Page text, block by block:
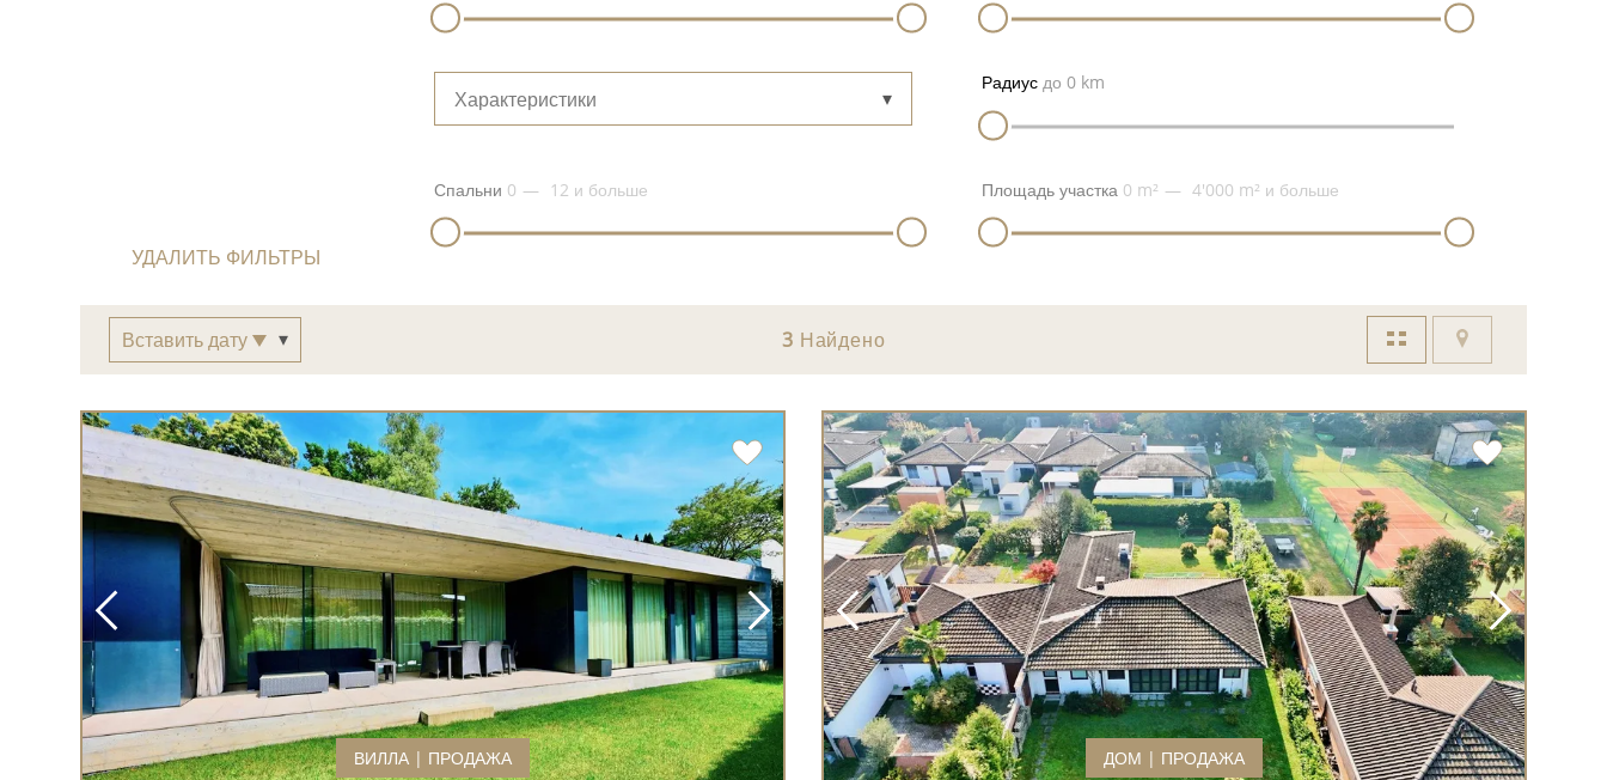
Характеристики
Радиусдо 0 km
Спальни 0 12 и больше Площадь участка 0 m² 4'000 m² и больше
УДАЛИТЬ ФИЛЬТРЫ
Вставить дату 3 Найдено
ВИЛЛА | ПРОДАЖА ДОМ | ПРОДАЖА